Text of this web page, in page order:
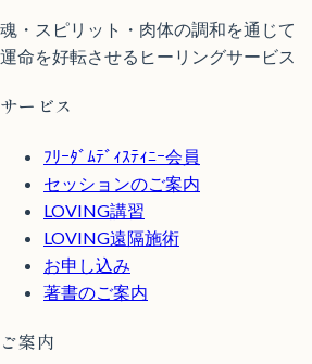
魂・スピリット・肉体の調和を通じて
運命を好転させるヒーリングサービス
サービス
ﾌﾘｰﾀﾞﾑﾃﾞｨｽﾃｨﾆｰ会員
セッションのご案内
LOVING講習
LOVING遠隔施術
お申し込み
著書のご案内
ご案内